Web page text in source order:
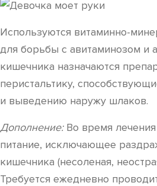
Используются витаминно-
для борьбы с авитаминозом и
кишечника назначаются
перистальтику,
и выведению наружу шлаков.
Дополнение:Во время
питание, исключающее
кишечника (несоленая,
Требуется ежедневно